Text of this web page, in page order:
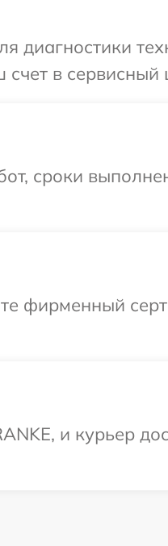
диагностики
в сервисный
сроки
фирменный
и курьер